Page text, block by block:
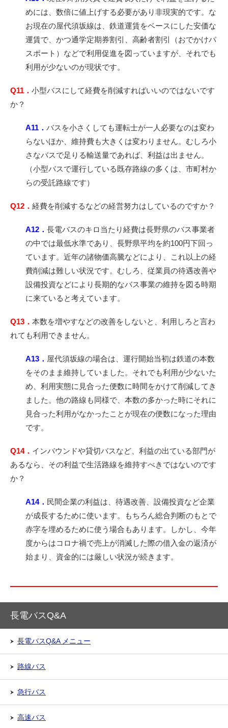
めには、数倍に値上げする必要があり非現実的です。な
お現在の屋代須坂線は、鉄道運賃をベースにした安価な
運賃で、かつ通学定期券割引、高齢者割引（おでかけパ
スポート）などで利用促進を図っていますが、それでも
利用が少ないのが現状です。
Q11． 小型バスにして経費を削減すればいいのではないです
か？
A11． バスを小さくしても運転士が一人必要なのは変わ
らないほか、維持費も大きくは変わりません。むしろ小
さなバスで足りる輸送量であれば、利益は出ません。
（小型バスで運行している既存路線の多くは、市町村か
らの受託路線です）
Q12． 経費を削減するなどの経営努力はしているのですか？
A12． 長電バスのキロ当たり経費は長野県のバス事業者
の中では最低水準であり、長野県平均を約100円下回っ
ています。近年の諸物価高騰などにより、これ以上の経
費削減は難しい状況です。むしろ、従業員の待遇改善や
設備投資などにより長期的なバス事業の維持を図る時期
に来ていると考えています。
Q13． 本数を増やすなどの改善をしないと、利用しろと言わ
れても利用できません。
A13． 屋代須坂線の場合は、運行開始当初は鉄道の本数
をそのまま維持していました。それでも利用が少ないた
め、利用実態に見合った便数に時間をかけて削減してき
ました。他の路線も同様で、本数の多かった時にそれに
見合った利用がなかったことが現在の便数になった理由
です。
Q14． インバウンドや貸切バスなど、利益の出ている部門が
あるなら、その利益で生活路線を維持すべきではないのです
か？
A14． 民間企業の利益は、待遇改善、設備投資など企業
が成長するために使います。もちろん総合判断のもとで
赤字を埋めるために使う場合もあります。しかし、今年
度からはコロナ禍で売上が消滅した際の借入金の返済が
始まり、資金的には厳しい状況が続きます。
長電バスQ&A
長電バスQ&A メニュー
路線バス
急行バス
高速バス